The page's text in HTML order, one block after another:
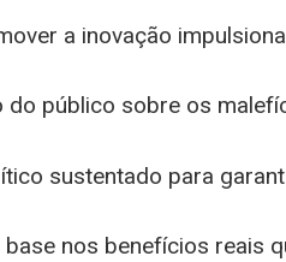
a inovação
do público sobre os
sustentado para
nos benefícios reais